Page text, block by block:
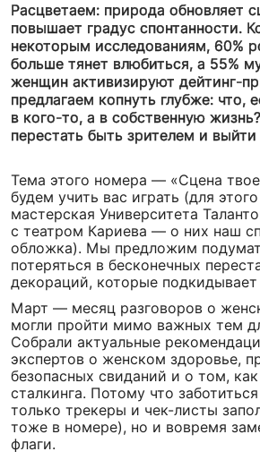
Расцветаем: природа обновляет
повышает градус спонтанности.
некоторым исследованиям, 60%
больше тянет влюбиться, а 55%
женщин активизируют дейтинг-
предлагаем копнуть глубже: что,
в кого-то, а в собственную
перестать быть зрителем и выйти
Тема этого номера — «Сцена
будем учить вас играть (для
мастерская Университета
с театром Кариева — о них наш
обложка). Мы предложим
потеряться в бесконечных
декораций, которые
Март — месяц разговоров о
могли пройти мимо важных тем
Собрали актуальные
экспертов о женском здоровье,
безопасных свиданий и о том,
сталкинга. Потому что
только трекеры и чек-листы
тоже в номере), но и вовремя
флаги.